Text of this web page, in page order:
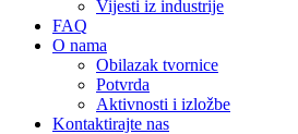
Vijesti iz industrije
FAQ
O nama
Obilazak tvornice
Potvrda
Aktivnosti i izložbe
Kontaktirajte nas